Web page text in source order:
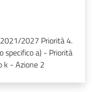
2027 Priorità 4.
specifico a) - Priorità
k - Azione 2